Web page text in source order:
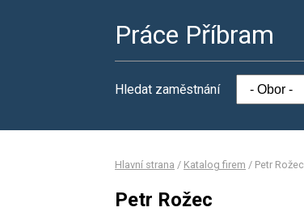
Práce Příbram
Hledat zaměstnání
Hlavní strana / Katalog firem / Petr Rožec
Petr Rožec